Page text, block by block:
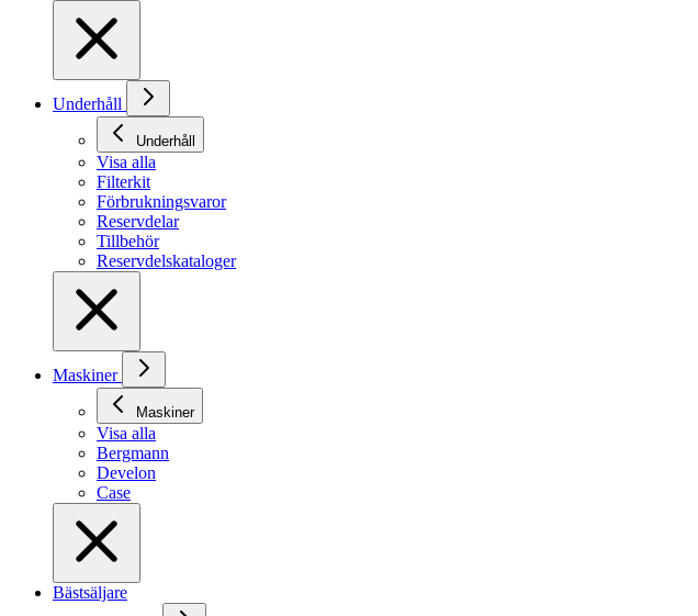
Underhåll
Underhåll
Visa alla
Filterkit
Förbrukningsvaror
Reservdelar
Tillbehör
Reservdelskataloger
Maskiner
Maskiner
Visa alla
Bergmann
Develon
Case
Bästsäljare